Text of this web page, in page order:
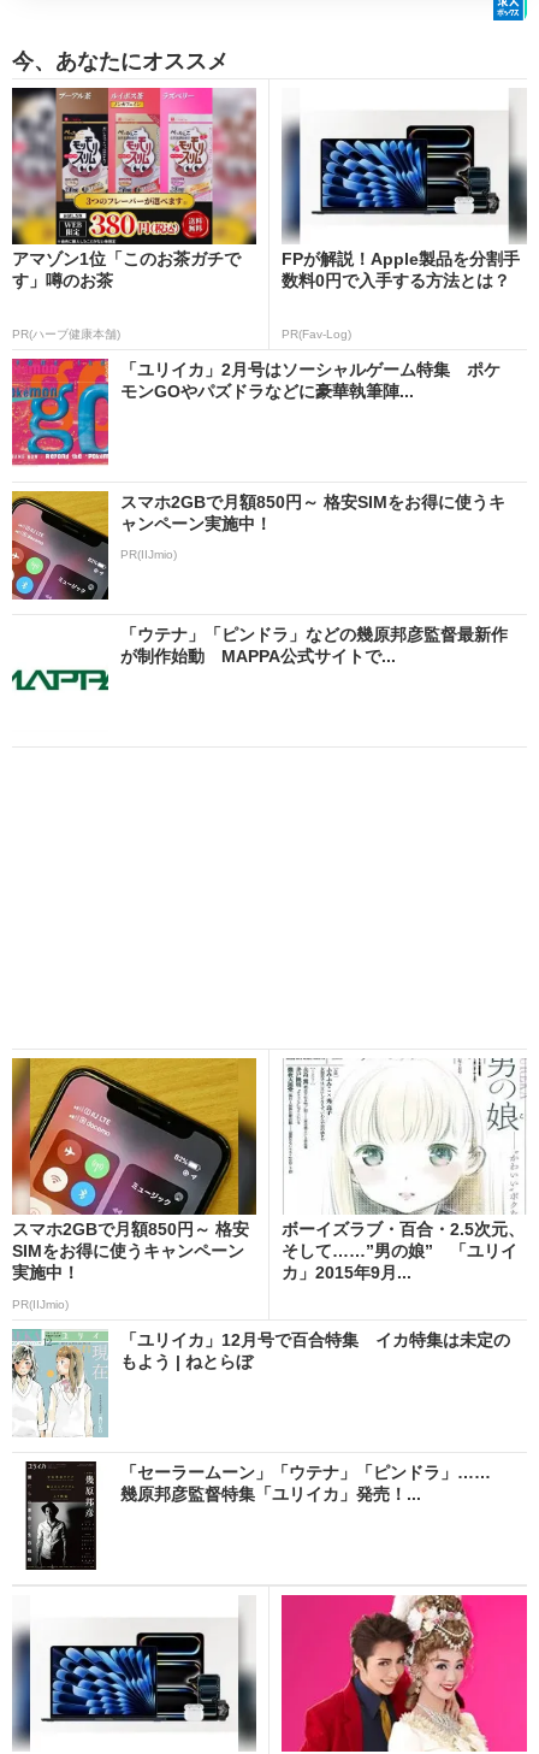
今、あなたにオススメ
アマゾン1位「このお茶ガチで
す」噂のお茶
PR(ハーブ健康本舗)
FPが解説！Apple製品を分割手
数料0円で入手する方法とは？
PR(Fav-Log)
「ユリイカ」2月号はソーシャルゲーム特集 ポケ
モンGOやパズドラなどに豪華執筆陣...
スマホ2GBで月額850円～ 格安SIMをお得に使うキ
ャンペーン実施中！
PR(IIJmio)
「ウテナ」「ピンドラ」などの幾原邦彦監督最新作
が制作始動 MAPPA公式サイトで...
スマホ2GBで月額850円～ 格安
SIMをお得に使うキャンペーン
実施中！
PR(IIJmio)
ボーイズラブ・百合・2.5次元、
そして……”男の娘” 「ユリイ
カ」2015年9月...
「ユリイカ」12月号で百合特集 イカ特集は未定の
もよう | ねとらぼ
「セーラームーン」「ウテナ」「ピンドラ」……
幾原邦彦監督特集「ユリイカ」発売！...